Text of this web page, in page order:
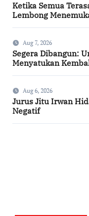
Ketika Semua
Lembong
Aug 7, 2026
Segera Dibangun:
Menyatukan
Aug 6, 2026
Jurus Jitu Irwan
Negatif